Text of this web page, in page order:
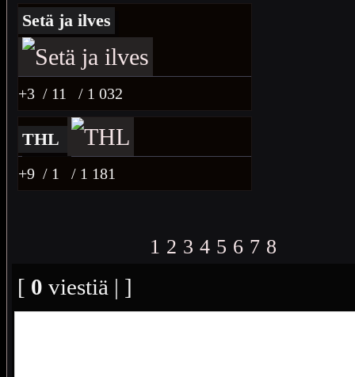
Setä ja ilves
+3 / 11 / 1 032
THL
+9 / 1 / 1 181
1 2 3 4 5 6 7 8
[ 0 viestiä | ]